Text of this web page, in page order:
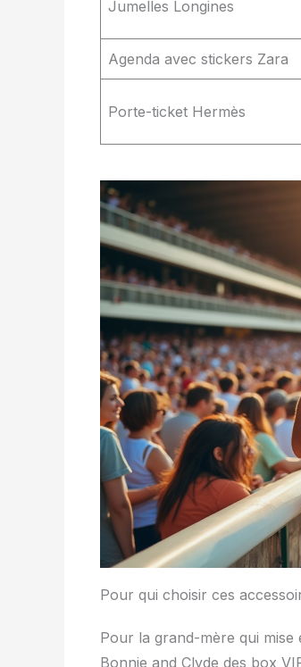
Jumelles Longines
Agenda avec stickers Zara
Porte-ticket Hermès
Pour qui choisir ces
Pour la grand-mère qui
Bonnie and Clyde des box